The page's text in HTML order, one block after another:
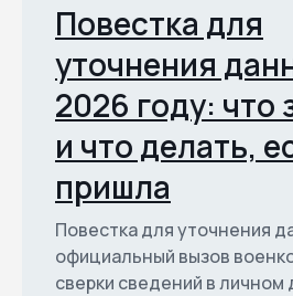
Повестка для
уточнения
2026 году: что
и что делать,
пришла
Повестка для уточнения
официальный вызов
сверки сведений в личном